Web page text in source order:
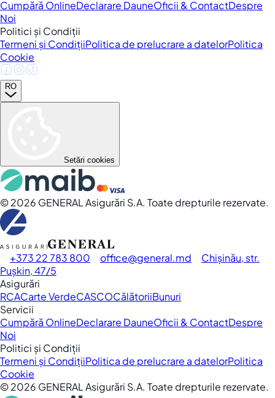
Cumpără OnlineDeclarare DauneOficii & ContactDespre
Noi
Politici și Condiții
Termeni și CondițiiPolitica de prelucrare a datelorPolitica
Cookie
RO
Setări cookies
©2026 GENERAL Asigurări S.A. Toate drepturile rezervate.
+373 22 783 800 office general.md
Chișinău, str.
Pușkin, 47/5
Asigurări
RCACarte VerdeCASCOCălătoriiBunuri
Servicii
Cumpără OnlineDeclarare DauneOficii & ContactDespre
Noi
Politici și Condiții
Termeni și CondițiiPolitica de prelucrare a datelorPolitica
Cookie
©2026 GENERAL Asigurări S.A. Toate drepturile rezervate.